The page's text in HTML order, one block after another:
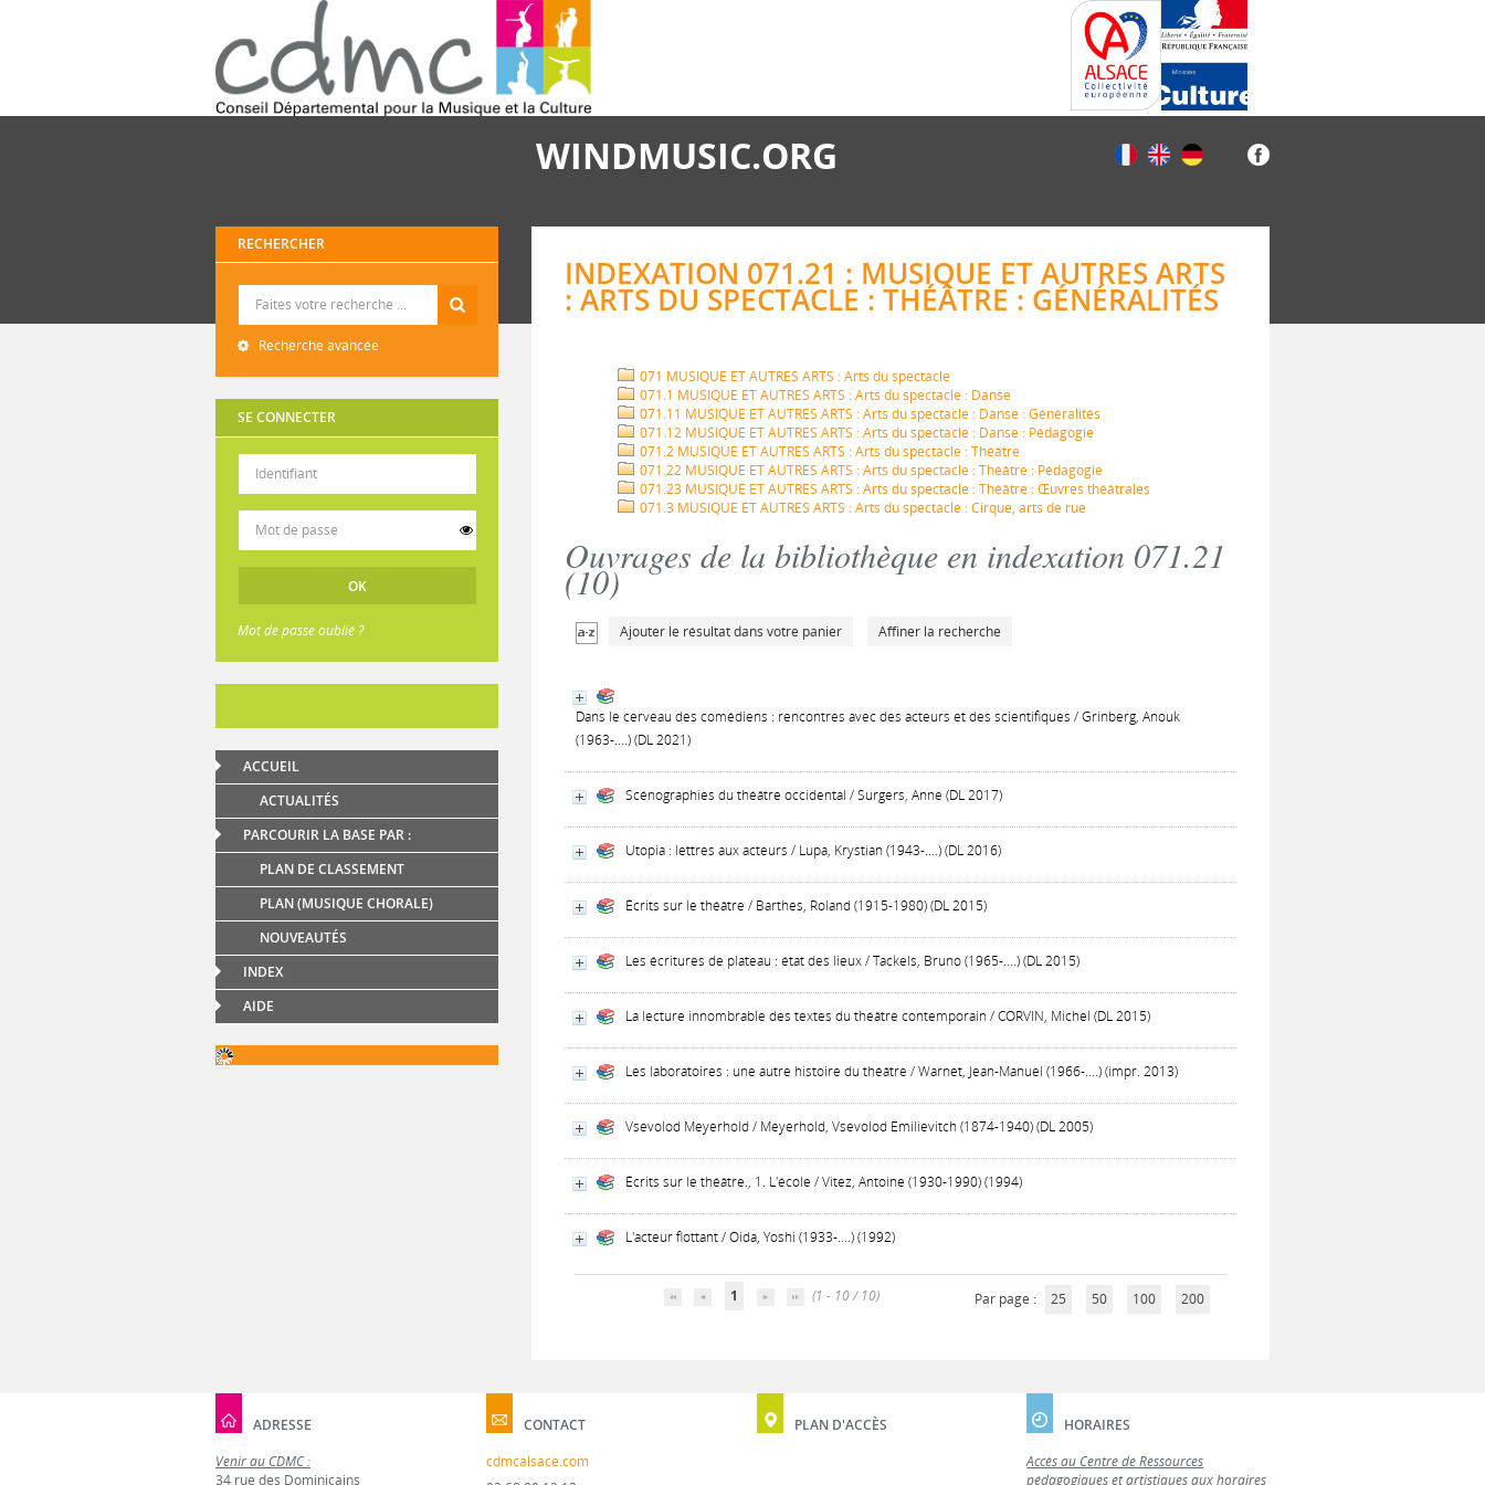
WINDMUSIC.ORG
RECHERCHER
Recherche avancée
SE CONNECTER
Mot de passe oublié ?
ACCUEIL
ACTUALITÉS
PARCOURIR LA BASE PAR :
PLAN DE CLASSEMENT
PLAN (MUSIQUE CHORALE)
NOUVEAUTÉS
INDEX
AIDE
INDEXATION 071.21 : MUSIQUE ET AUTRES ARTS
: ARTS DU SPECTACLE : THÉÂTRE : GÉNÉRALITÉS
071 MUSIQUE ET AUTRES ARTS : Arts du spectacle
071.1 MUSIQUE ET AUTRES ARTS : Arts du spectacle : Danse
071.11 MUSIQUE ET AUTRES ARTS : Arts du spectacle : Danse : Généralités
071.12 MUSIQUE ET AUTRES ARTS : Arts du spectacle : Danse : Pédagogie
071.2 MUSIQUE ET AUTRES ARTS : Arts du spectacle : Théâtre
071.22 MUSIQUE ET AUTRES ARTS : Arts du spectacle : Théâtre : Pédagogie
071.23 MUSIQUE ET AUTRES ARTS : Arts du spectacle : Théâtre : Œuvres théâtrales
071.3 MUSIQUE ET AUTRES ARTS : Arts du spectacle : Cirque, arts de rue
Ouvrages de la bibliothèque en indexation 071.21
(10)
Ajouter le résultat dans votre panier Affiner la recherche
Dans le cerveau des comédiens : rencontres avec des acteurs et des scientifiques / Grinberg, Anouk
(1963-....) (DL 2021)
Scénographies du théâtre occidental / Surgers, Anne (DL 2017)
Utopia : lettres aux acteurs / Lupa, Krystian (1943-....) (DL 2016)
Écrits sur le théâtre / Barthes, Roland (1915-1980) (DL 2015)
Les écritures de plateau : état des lieux / Tackels, Bruno (1965-....) (DL 2015)
La lecture innombrable des textes du théâtre contemporain / CORVIN, Michel (DL 2015)
Les laboratoires : une autre histoire du théâtre / Warnet, Jean-Manuel (1966-....) (impr. 2013)
Vsevolod Meyerhold / Meyerhold, Vsevolod Emilievitch (1874-1940) (DL 2005)
Écrits sur le théâtre., 1. L'école / Vitez, Antoine (1930-1990) (1994)
L'acteur flottant / Oida, Yoshi (1933-....) (1992)
1 (1 - 10 / 10) Par page : 25 50 100 200
ADRESSE
Venir au CDMC :
34 rue des Dominicains
CONTACT
cdmcalsace.com
PLAN D'ACCÈS
HORAIRES
Accès au Centre de Ressources
pédagogiques et artistiques aux horaires